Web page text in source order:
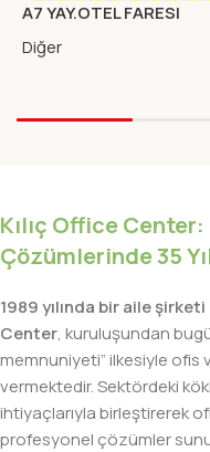
A7 YAY.OTEL FARESI
Diğer
Kılıç Office
Çözümlerinde 35
1989 yılında bir aile
Center, kuruluşundan
memnuniyeti” ilkesiyle ofis
vermektedir. Sektördeki
ihtiyaçlarıyla birleştirerek
profesyonel çözümler